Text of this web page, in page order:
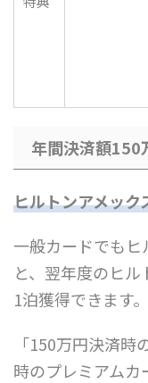
年間決済額150
ヒルトンアメッ
一般カードでも
と、翌年度のヒ
1泊獲得できます。
「150万円決済
時のプレミアム